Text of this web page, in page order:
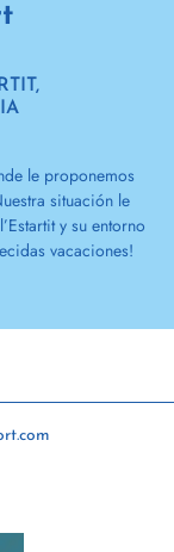
le proponemos
situación le
y su entorno
vacaciones!